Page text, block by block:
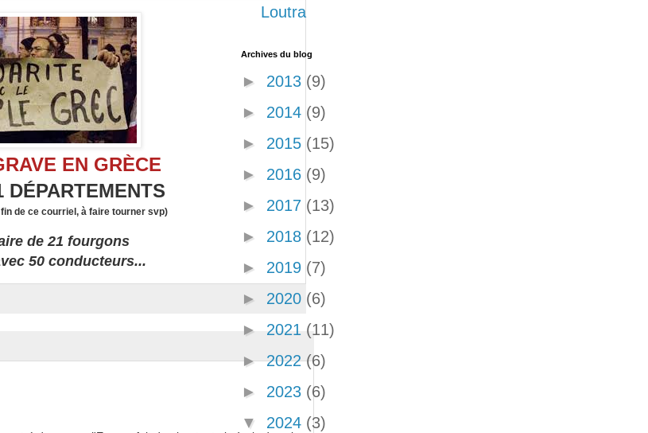
EN GRÈCE
DÉPARTEMENTS
de ce courriel, à faire tourner svp)
de 21 fourgons
50 conducteurs...
Loutra
Archives du blog
► 2013 (9)
► 2014 (9)
► 2015 (15)
► 2016 (9)
► 2017 (13)
► 2018 (12)
► 2019 (7)
► 2020 (6)
► 2021 (11)
►2022(6)
► 2023 (6)
▼ 2024 (3)